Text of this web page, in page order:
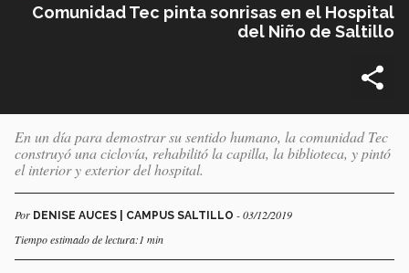
Comunidad Tec pinta sonrisas en el Hospital
del Niño de Saltillo
En un día para demostrar su sentido humano, la comunidad Tec
construyó una ciclovía, rehabilitó la capilla, la biblioteca, y pintó
el interior y exterior del hospital.
Por DENISE AUCES | CAMPUS SALTILLO - 03/12/2019
Tiempo estimado de lectura:1 min